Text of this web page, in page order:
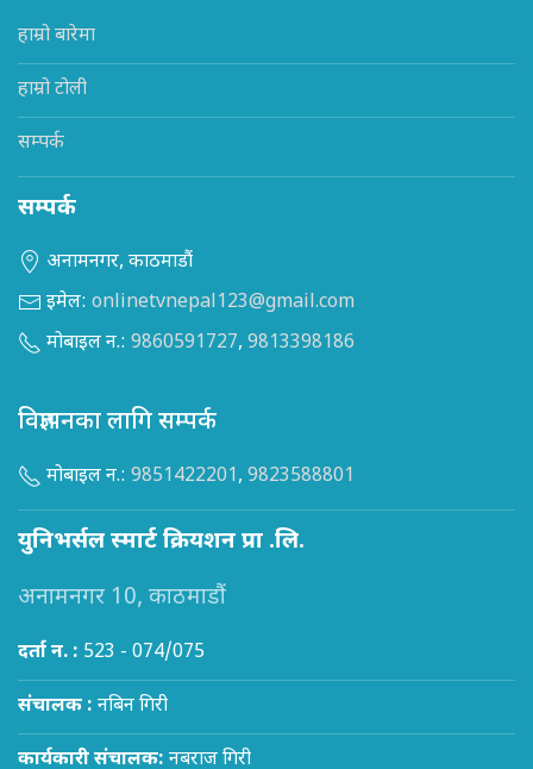
हाम्रो बारेमा
हाम्रो टोली
सम्पर्क
सम्पर्क
अनामनगर, काठमाडौं
इमेल: onlinetvnepal123@gmail.com
मोबाइल न.: 9860591727, 9813398186
विज्ञापनका लागि सम्पर्क
मोबाइल न.: 9851422201, 9823588801
युनिभर्सल स्मार्ट क्रियशन प्रा .लि.
अनामनगर 10, काठमाडौं
दर्ता न. : 523 - 074/075
संचालक : नबिन गिरी
कार्यकारी संचालक: नबराज गिरी